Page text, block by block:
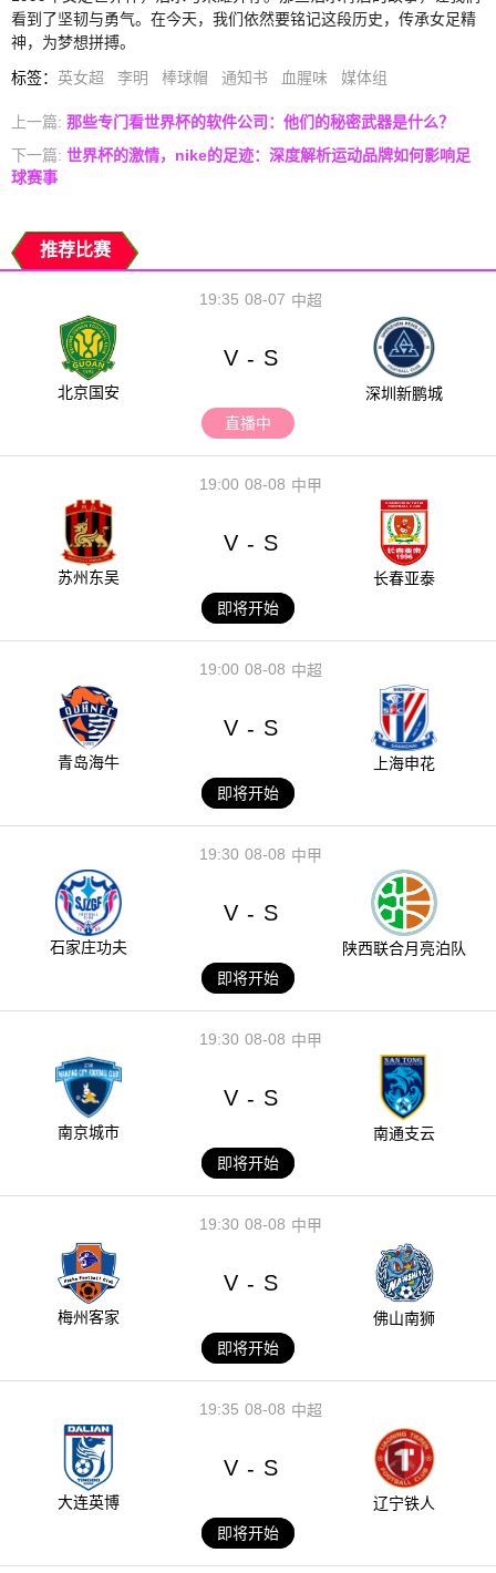
看到了坚韧与勇气。在今天，我们依然要铭记这段历史，传承女足精
神，为梦想拼搏。
标签： 英女超 李明 棒球帽 通知书 血腥味 媒体组
上一篇: 那些专门看世界杯的软件公司：他们的秘密武器是什么？
下一篇: 世界杯的激情，nike的足迹：深度解析运动品牌如何影响足
球赛事
推荐比赛
08-07
19:35 中超
北京国安
V - S
深圳新鹏城
直播中
08-08
19:00 中甲
苏州东吴
V - S
长春亚泰
即将开始
08-08
19:00 中超
青岛海牛
V - S
上海申花
即将开始
08-08
19:30 中甲
石家庄功夫
V - S
陕西联合月亮泊队
即将开始
08-08
19:30 中甲
南京城市
V - S
南通支云
即将开始
08-08
19:30 中甲
梅州客家
V - S
佛山南狮
即将开始
08-08
19:35 中超
大连英博
V - S
辽宁铁人
即将开始